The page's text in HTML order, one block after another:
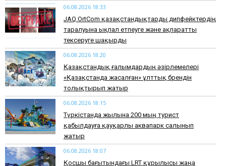
06.08.2026 18:33
JAQ.OrtCom қазақстандықтарды дипфейктердің
таралуына ықпал етпеуге және ақпаратты
тексеруге шақырды
06.08.2026 18:20
Қазақстандық ғалымдардың әзірлемелері
«Қазақстанда жасалған» ұлттық брендін
толықтырып жатыр
06.08.2026 18:15
Түркістанда жылына 200 мың турист
қабылдауға қауқарлы аквапарк салынып
жатыр
06.08.2026 18:07
Қосшы бағытындағы LRT құрылысы жаңа